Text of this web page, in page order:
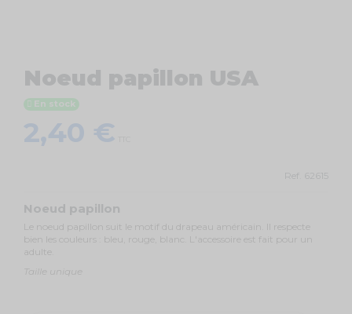
Noeud papillon USA
En stock
2,40 €
Ref. 62615
Noeud papillon
Le noeud papillon suit le motif du drapeau américain. Il respecte
bien les couleurs : bleu, rouge, blanc. L'accessoire est fait pour un
adulte.
Taille unique